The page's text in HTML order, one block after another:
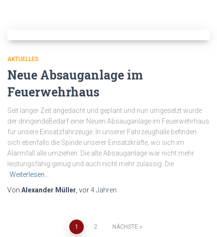
AKTUELLES
Neue Absauganlage im
Feuerwehrhaus
Seit langer Zeit angedacht und geplant und nun umgesetzt wurde
der dringendeBedarf einer Neuen Absauganlage im Feuerwehrhaus
für unsere Einsatzfahrzeuge. In unserer Fahrzeughalle befinden
sich ebenfalls die Spinde unserer Einsatzkräfte, wo sich im
Alarmfall alle umziehen. Die alte Absauganlage war nicht mehr
leistungsfähig genug und auch nicht mehr zulässig. Die
Weiterlesen…
Von Alexander Müller, vor4 Jahren
Seitennummerierung
1 2 NÄCHSTE